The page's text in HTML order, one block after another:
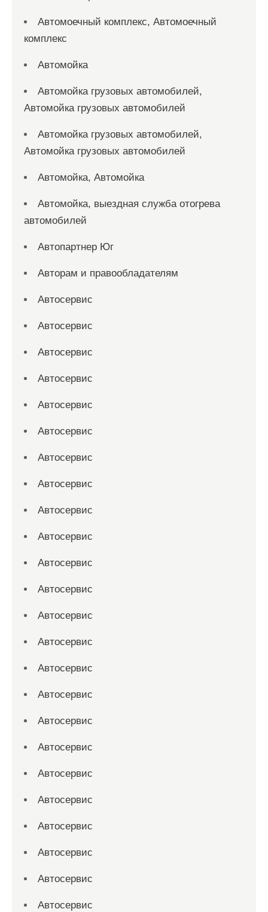
Автомоечный комплекс, Автомоечный
комплекс
Автомойка
Автомойка грузовых автомобилей,
Автомойка грузовых автомобилей
Автомойка грузовых автомобилей,
Автомойка грузовых автомобилей
Автомойка, Автомойка
Автомойка, выездная служба отогрева
автомобилей
Автопартнер Юг
Авторам и правообладателям
Автосервис
Автосервис
Автосервис
Автосервис
Автосервис
Автосервис
Автосервис
Автосервис
Автосервис
Автосервис
Автосервис
Автосервис
Автосервис
Автосервис
Автосервис
Автосервис
Автосервис
Автосервис
Автосервис
Автосервис
Автосервис
Автосервис
Автосервис
Автосервис